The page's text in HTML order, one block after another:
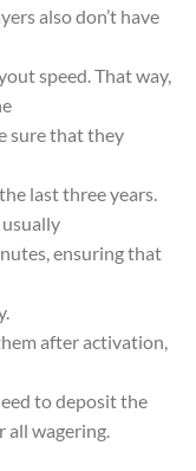
also don’t have
speed. That way,
sure that they
last three years.
ensuring that
after activation,
to deposit the
all wagering.